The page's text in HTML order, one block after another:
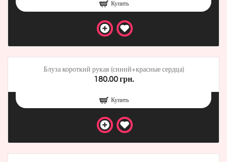
Купить
Блуза короткий рукав (синий+красные сердца)
180.00 грн.
Купить